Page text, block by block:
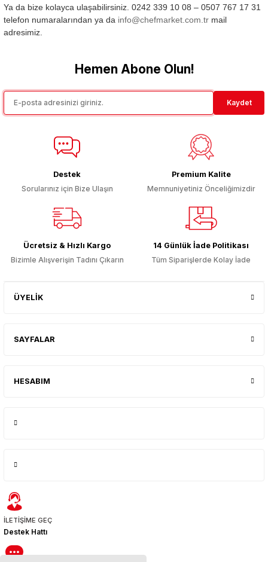
Ya da bize kolayca ulaşabilirsiniz. 0242 339 10 08 – 0507 767 17 31
telefon numaralarından ya da info@chefmarket.com.tr mail
adresimiz.
Hemen Abone Olun!
Kaydet
Destek
Sorularınız için Bize Ulaşın
Premium Kalite
Memnuniyetiniz Önceliğimizdir
Ücretsiz & Hızlı Kargo
Bizimle Alışverişin Tadını Çıkarın
14 Günlük İade Politikası
Tüm Siparişlerde Kolay İade
ÜYELİK
SAYFALAR
HESABIM
İLETİŞİME GEÇ
Destek Hattı